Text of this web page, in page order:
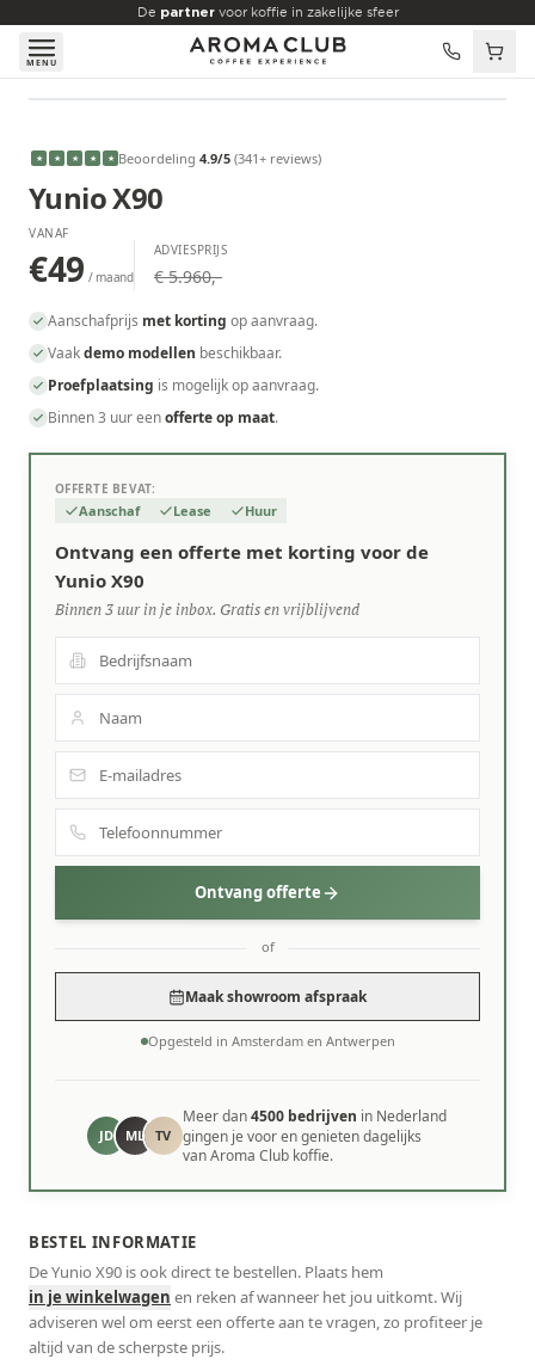
Skip to main content
De partnervoor koffie in zakelijke sfeer
MENU
€49 /maand
★ ★ ★ ★ ★ Beoordeling 4.9/5 (341+ reviews)
Yunio X90
VANAF
€49 / maand
ADVIESPRIJS
€ 5.960,-
Aanschafprijs met korting op aanvraag.
Vaakdemo modellen beschikbaar.
Proefplaatsing is mogelijk op aanvraag.
Binnen 3 uur eenofferte op maat.
OFFERTE BEVAT:
Aanschaf Lease Huur
Ontvang een offerte met korting voor de
Yunio X90
Binnen 3 uur in je inbox. Gratis en vrijblijvend
Ontvang offerte
of
Maak showroom afspraak
Opgesteld in Amsterdam en Antwerpen
JD ML TV
Meer dan4500 bedrijven in Nederland
gingen je voor en genieten dagelijks
van Aroma Club koffie.
BESTEL INFORMATIE
De Yunio X90 is ook direct te bestellen. Plaats hem
in je winkelwagen en reken af wanneer het jou uitkomt. Wij
adviseren wel om eerst een offerte aan te vragen, zo profiteer je
altijd van de scherpste prijs.